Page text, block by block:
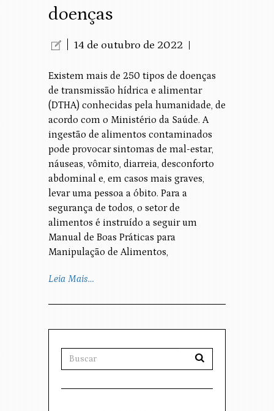
doenças
14 de outubro de 2022
Existem mais de 250 tipos de doenças
de transmissão hídrica e alimentar
(DTHA) conhecidas pela humanidade, de
acordo com o Ministério da Saúde. A
ingestão de alimentos contaminados
pode provocar sintomas de mal-estar,
náuseas, vômito, diarreia, desconforto
abdominal e, em casos mais graves,
levar uma pessoa a óbito. Para a
segurança de todos, o setor de
alimentos é instruído a seguir um
Manual de Boas Práticas para
Manipulação de Alimentos,
Leia Mais…